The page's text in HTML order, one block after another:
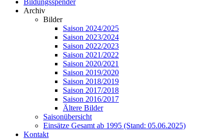
Archiv
Bilder
Saison 2024/2025
Saison 2023/2024
Saison 2022/2023
Saison 2021/2022
Saison 2020/2021
Saison 2019/2020
Saison 2018/2019
Saison 2017/2018
Saison 2016/2017
Ältere Bilder
Saisonübersicht
Einsätze Gesamt ab 1995 (Stand: 05.06.2025)
Kontakt